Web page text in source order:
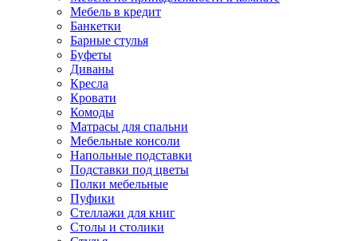
Мебель в кредит
Банкетки
Барные стулья
Буфеты
Диваны
Кресла
Кровати
Комоды
Матрасы для спальни
Мебельные консоли
Напольные подставки
Подставки под цветы
Полки мебельные
Пуфики
Стеллажи для книг
Столы и столики